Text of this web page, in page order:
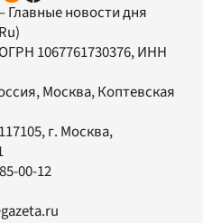
Главные новости дня
1067761730376, ИНН
Москва, Коптевская
117105, г. Москва,
00-12